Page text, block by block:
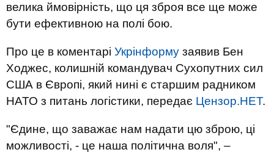
велика ймовірність, що ця зброя все ще може
бути ефективною на полі бою.
Про це в коментарі Укрінформу заявив Бен
Ходжес, колишній командувач Сухопутних сил
США в Європі, який нині є старшим радником
НАТО з питань логістики, передає Цензор.НЕТ.
"Єдине, що заважає нам надати цю зброю, ці
можливості, - це наша політична воля", –